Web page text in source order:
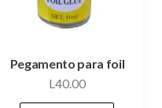
Pegamento para foil
L40.00